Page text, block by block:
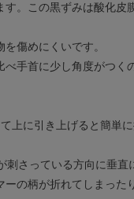
。この黒ずみは酸化皮
傷めにくいです。
手首に少し角度がつく
上に引き上げると簡単に
さっている方向に垂直
の柄が折れてしまった